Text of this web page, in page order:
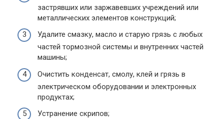
застрявших или заржавевших учреждений или
металлических элементов конструкций;
Удалите смазку, масло и старую грязь с любых
частей тормозной системы и внутренних частей
машины;
Очистить конденсат, смолу, клей и грязь в
электрическом оборудовании и электронных
продуктах;
Устранение скрипов;